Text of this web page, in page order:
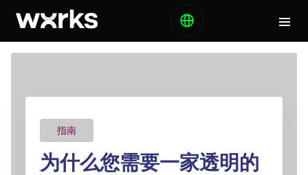
指南
为什么您需要一家透明的